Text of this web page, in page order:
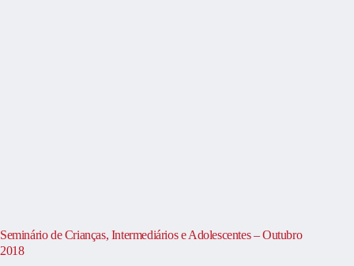
Seminário de Crianças, Intermediários e Adolescentes – Outubro
2018